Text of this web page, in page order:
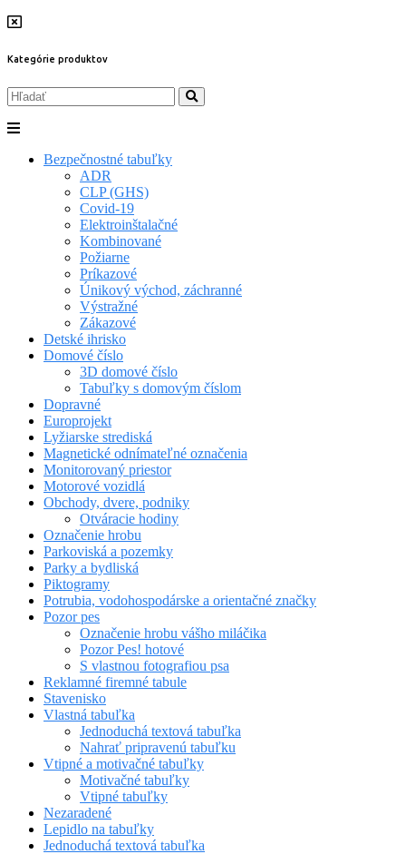
Kategórie produktov
Bezpečnostné tabuľky
ADR
CLP (GHS)
Covid-19
Elektroinštalačné
Kombinované
Požiarne
Príkazové
Únikový východ, záchranné
Výstražné
Zákazové
Detské ihrisko
Domové číslo
3D domové číslo
Tabuľky s domovým číslom
Dopravné
Europrojekt
Lyžiarske strediská
Magnetické odnímateľné označenia
Monitorovaný priestor
Motorové vozidlá
Obchody, dvere, podniky
Otváracie hodiny
Označenie hrobu
Parkoviská a pozemky
Parky a bydliská
Piktogramy
Potrubia, vodohospodárske a orientačné značky
Pozor pes
Označenie hrobu vášho miláčika
Pozor Pes! hotové
S vlastnou fotografiou psa
Reklamné firemné tabule
Stavenisko
Vlastná tabuľka
Jednoduchá textová tabuľka
Nahrať pripravenú tabuľku
Vtipné a motivačné tabuľky
Motivačné tabuľky
Vtipné tabuľky
Nezaradené
Lepidlo na tabuľky
Jednoduchá textová tabuľka